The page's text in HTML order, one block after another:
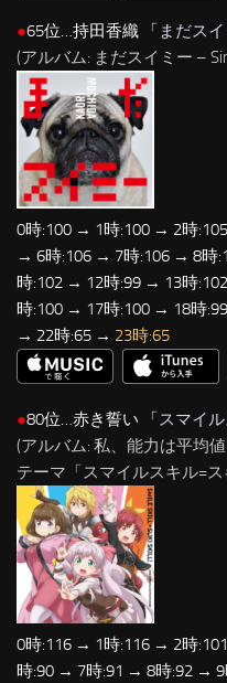
●65位…持田香織 「 まだス
(アルバム: まだスイミー –
0時:100 → 1時:100 → 2時
→ 6時:106 → 7時:106 → 8時
時:102 → 12時:99 → 13時
時:100 → 17時:100 → 18時
→ 22時:65 → 23時:65
●80位…赤き誓い 「 スマイ
(アルバム: 私、能力は平均
テーマ「スマイルスキル=ス
0時:116 → 1時:116 → 2時
時:90 → 7時:91 → 8時:92 →